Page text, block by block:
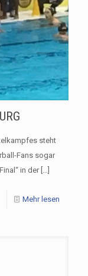
steht
Fans sogar
in der[…]
Mehr lesen